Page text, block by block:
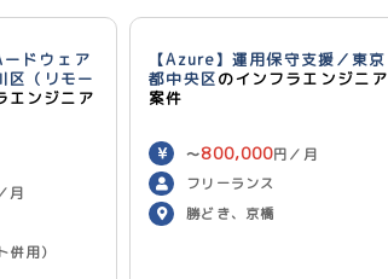
ードウェア
区（リモー
エンジニア
月
併用）
【Azure】運用保守支援／東京
都中央区のインフラエンジニア
案件
〜800,000円／月
フリーランス
勝どき、京橋